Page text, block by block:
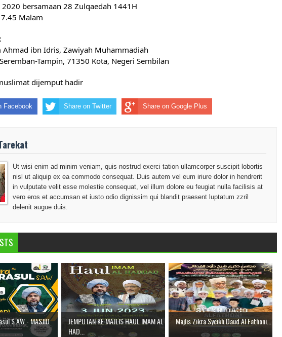
2020 bersamaan 28 Zulqaedah 1441H
Malam
Ahmad ibn Idris, Zawiyah Muhammadiah
Tampin, 71350 Kota, Negeri Sembilan
dijemput hadir
Facebook Share on Twitter Share on Google Plus
Ut wisi enim ad minim veniam, quis nostrud exerci tation ullamcorper suscipit lobortis
nisl ut aliquip ex ea commodo consequat. Duis autem vel eum iriure dolor in hendrerit
in vulputate velit esse molestie consequat, vel illum dolore eu feugiat nulla facilisis at
vero eros et accumsan et iusto odio dignissim qui blandit praesent luptatum zzril
delenit augue duis.
S.AW - MASJID
JEMPUTAN KE MAJLIS HAUL IMAM AL
HAD...
Majlis Zikra Syeikh Daud Al Fathoni...